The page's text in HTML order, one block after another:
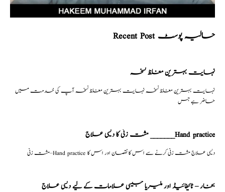
Recent Post حالیہ پوسٹ
نہایت بہترین مغلظ نسخہ
نہایت بہترین مغلظ نسخہ نہایت بہترین مغلظ نسخہ آپ کی خدمت میں
حاضر ہے جس
مشت زنی کا دیسی علاج _______Hand practice
مشت زنی–Hand practice دیسی علاج مشت زنی کرنے سے اس کا نقصان اور اس کا
بخار – ٹائیفائیڈ اور ملیریا جیسی علامات کے لیے دیسی علاج